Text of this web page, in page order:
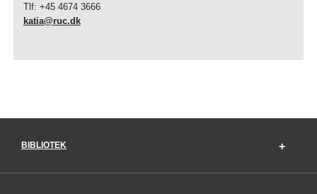
Tlf: +45 4674 3666
katia@ruc.dk
BIBLIOTEK